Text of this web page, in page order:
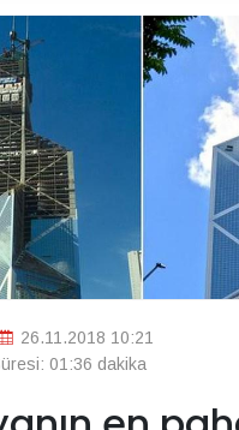
26.11.2018 10:21
01:36 dakika